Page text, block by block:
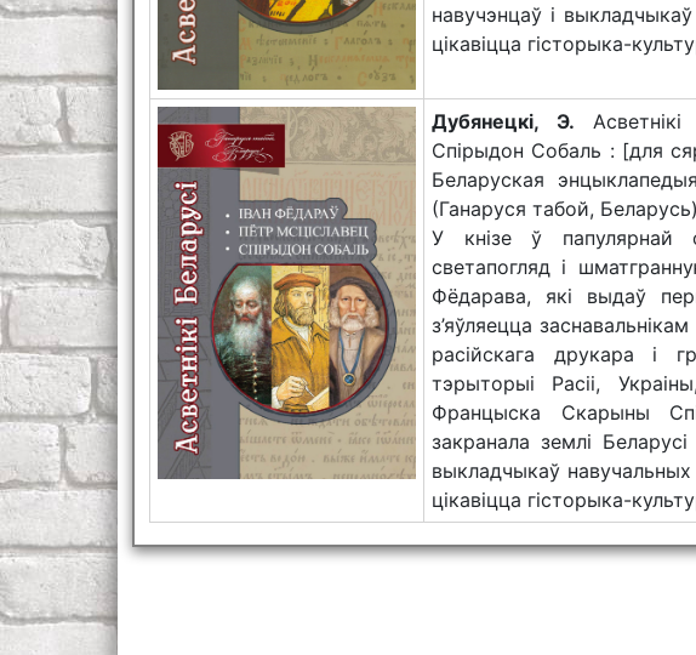
навучэнцаў і
цікавіцца гісторыка-
Дубянецкі, Э.
Спірыдон Собаль : [для
Беларуская
(Ганаруся табой,
У кнізе ў папулярнай
светапогляд і
Фёдарава, які выдаў
з’яўляецца
расійскага друкара і
тэрыторыі Расіі,
Францыска Скарыны
закранала землі
выкладчыкаў
цікавіцца гісторыка-